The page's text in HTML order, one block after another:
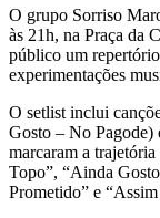
O grupo Sorriso
às 21h, na Praça da
público um
experimentações
O setlist inclui
Gosto – No Pagode)
marcaram a
Topo”, “Ainda
Prometido” e